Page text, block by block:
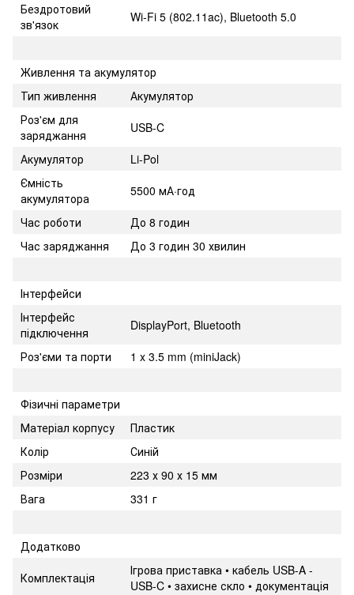
Бездротовий
зв'язок
Wi-Fi 5 (802.11ac), Bluetooth 5.0
Живлення та акумулятор
Тип живлення
Акумулятор
Роз'єм для
заряджання
USB-C
Акумулятор
Li-Pol
Ємність
акумулятора
5500 мА·год
Час роботи
До 8 годин
Час заряджання
До 3 годин 30 хвилин
Інтерфейси
Інтерфейс
підключення
DisplayPort, Bluetooth
Роз'єми та порти
1 x 3.5 mm (miniJack)
Фізичні параметри
Матеріал корпусу
Пластик
Колір
Синій
Розміри
223 х 90 х 15 мм
Вага
331 г
Додатково
Комплектація
Ігрова приставка • кабель USB-A -
USB-C • захисне скло • документація